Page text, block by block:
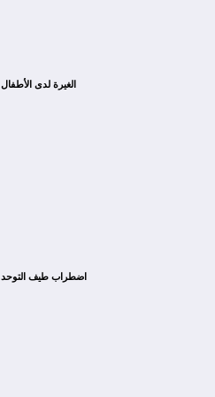
الغيرة لدى الأطفال
اضطراب طيف التوحد